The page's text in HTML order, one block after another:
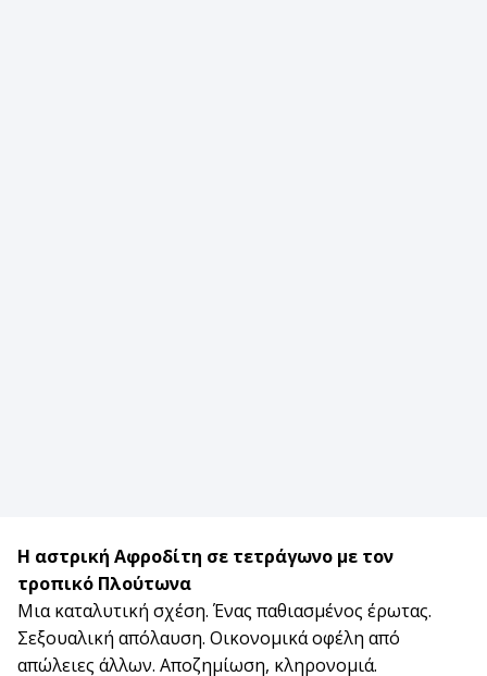
Η αστρική Αφροδίτη σε τετράγωνο με τον
τροπικό Πλούτωνα
Μια καταλυτική σχέση. Ένας παθιασμένος έρωτας.
Σεξουαλική απόλαυση. Οικονομικά οφέλη από
απώλειες άλλων. Αποζημίωση, κληρονομιά.